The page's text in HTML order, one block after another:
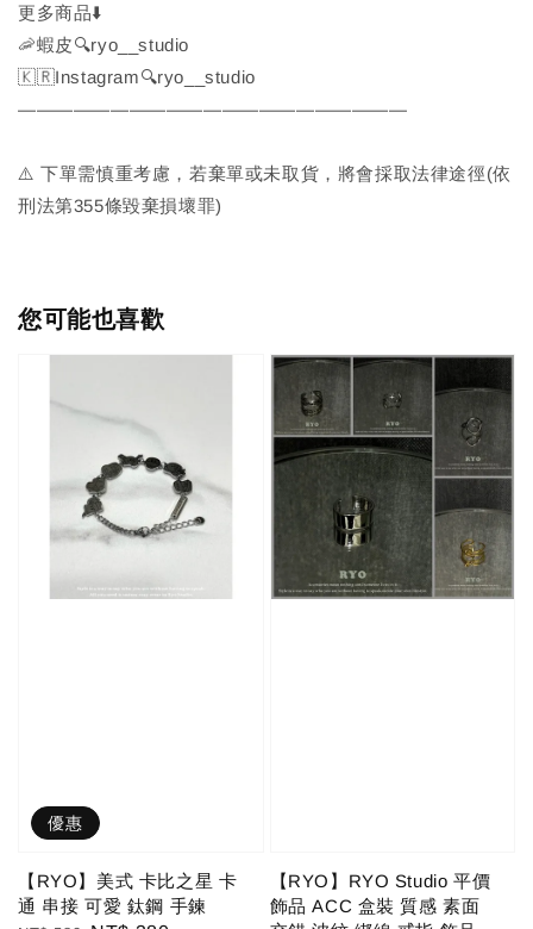
更多商品⬇️
🦐蝦皮🔍ryo__studio
🇰🇷Instagram🔍ryo__studio
—————————————————————
⚠️ 下單需慎重考慮，若棄單或未取貨，將會採取法律途徑(依
刑法第355條毀棄損壞罪)
您可能也喜歡
優惠
【RYO】美式 卡比之星 卡
通 串接 可愛 鈦鋼 手鍊
【RYO】RYO Studio 平價
飾品 ACC 盒裝 質感 素面